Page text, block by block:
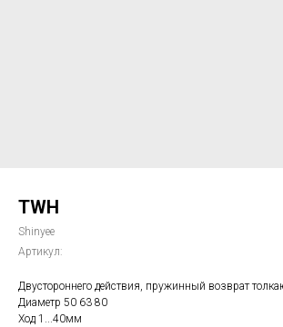
TWH
Shinyee
Артикул:
Двустороннего действия, пружинный возврат
Диаметр 50 63 80
Ход 1...40мм